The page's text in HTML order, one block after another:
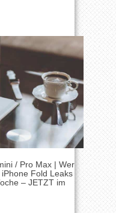
/ Pro Max | Wer
Fold Leaks
– JETZT im